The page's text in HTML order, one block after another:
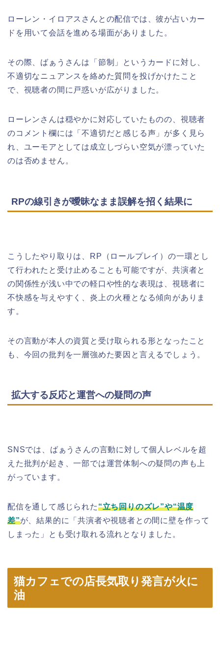
ローレン・イロアスさんとの配信では、彼が占いカー
ドを用いて会話を進める場面がありました。
その際、ばぁうさんは「節制」というカードに対し、
不適切なニュアンスを絡めた質問を投げかけたこと
で、視聴者の間に戸惑いが広がりました。
ローレンさんは穏やかに対応していたものの、視聴者
のコメント欄には「不適切だと感じる声」が多く見ら
れ、ユーモアとしては成立しづらい空気が漂っていた
のは否めません。
RPの線引きが曖昧なまま誤解を招く結果に
こうしたやり取りは、RP（ロールプレイ）の一環とし
て行われたと受け止めることも可能ですが、共演者と
の関係性が浅い中での軽口や性的な表現は、視聴者に
不快感を与えやすく、炎上の火種となる傾向がありま
す。
その言動が本人の資質と受け取られる形となったこと
も、今回の批判を一層強めた要因と言えるでしょう。
拡大する反応と運営への疑問の声
SNSでは、ばぁうさんの言動に対して個人レベルを超
えた批判が起き、一部では運営体制への疑問の声も上
がっています。
配信を通して感じられた“立ち回りのズレ”や“温度
差”が、結果的に「共演者や視聴者との間に壁を作って
しまった」とも受け取れる流れとなりました。
猫カフェでの店長気取り発言が火に
油